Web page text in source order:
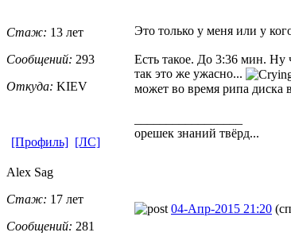
Стаж: 13 лет
Сообщений: 293
Откуда: KIEV
Это только у меня или у
Есть такое. До 3:36 мин. Ну
так это же ужасно...
может во время рипа диска
орешек знаний твёрд...
[Профиль] [ЛС]
Alex Sag
Стаж: 17 лет
Сообщений: 281
04-Апр-2015 21:20